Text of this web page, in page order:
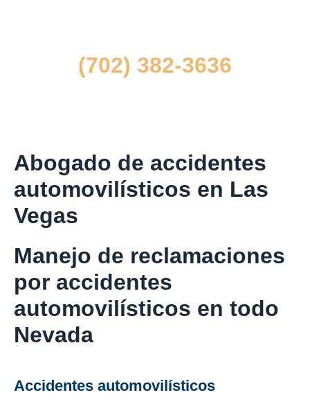
(702) 382-3636
Abogado de accidentes
automovilísticos en Las
Vegas
Manejo de reclamaciones
por accidentes
automovilísticos en todo
Nevada
Accidentes automovilísticos